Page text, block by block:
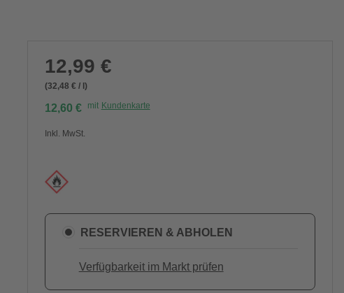
12,99 €
(32,48 € / l)
12,60 € mit Kundenkarte
Inkl. MwSt.
RESERVIEREN & ABHOLEN
Verfügbarkeit im Markt prüfen